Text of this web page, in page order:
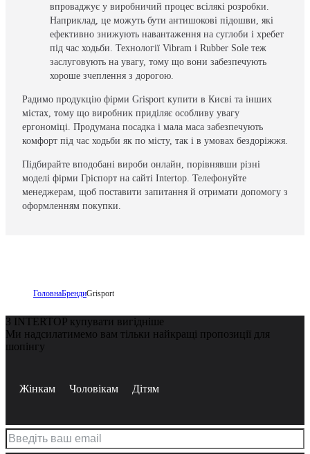
впроваджує у виробничий процес всілякі розробки.
Наприклад, це можуть бути антишокові підошви, які
ефективно знижують навантаження на суглоби і хребет
під час ходьби. Технології Vibram і Rubber Sole теж
заслуговують на увагу, тому що вони забезпечують
хороше зчеплення з дорогою.
Радимо продукцію фірми Grisport купити в Києві та інших
містах, тому що виробник приділяє особливу увагу
ергономіці. Продумана посадка і мала маса забезпечують
комфорт під час ходьби як по місту, так і в умовах бездоріжжя.
Підбирайте вподобані вироби онлайн, порівнявши різні
моделі фірми Гріспорт на сайті Intertop. Телефонуйте
менеджерам, щоб поставити запитання й отримати допомогу з
оформленням покупки.
ГоловнаБрендиGrisport
З INTERTOP купувати вигідніше
Ми надсилатимемо вам тільки найкращі пропозиції для
шопінгу
Жінкам Чоловікам Дітям